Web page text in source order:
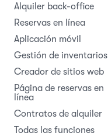
Alquiler back-office
Reservas en línea
Aplicación móvil
Gestión de inventarios
Creador de sitios web
Página de reservas en
línea
Contratos de alquiler
Todas las funciones